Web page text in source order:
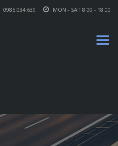
MON - SAT 8.00 - 18.00
0985.034.639